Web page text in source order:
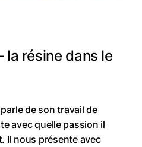
la résine dans le
de son travail de
avec quelle passion il
Il nous présente avec